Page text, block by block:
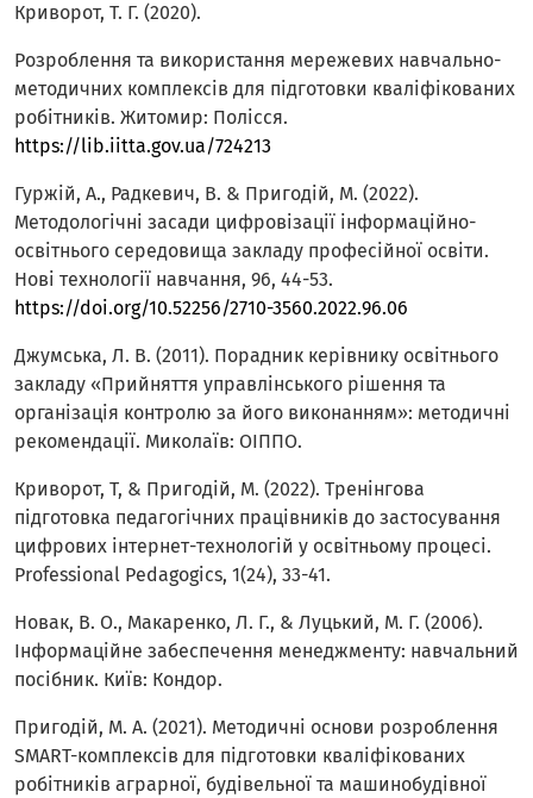
Криворот, Т. Г. (2020).
Розроблення та використання мережевих навчально-
методичних комплексів для підготовки кваліфікованих
робітників. Житомир: Полісся.
https://lib.iitta.gov.ua/724213
Гуржій, А., Радкевич, В. & Пригодій, М. (2022).
Методологічні засади цифровізації інформаційно-
освітнього середовища закладу професійної освіти.
Нові технології навчання, 96, 44-53.
https://doi.org/10.52256/2710-3560.2022.96.06
Джумська, Л. В. (2011). Порадник керівнику освітнього
закладу «Прийняття управлінського рішення та
організація контролю за його виконанням»: методичні
рекомендації. Миколаїв: ОІППО.
Криворот, Т, & Пригодій, М. (2022). Тренінгова
підготовка педагогічних працівників до застосування
цифрових інтернет-технологій у освітньому процесі.
Professional Pedagogics, 1(24), 33-41.
Новак, В. О., Макаренко, Л. Г., & Луцький, М. Г. (2006).
Інформаційне забеспечення менеджменту: навчальний
посібник. Київ: Кондор.
Пригодій, М. А. (2021). Методичні основи розроблення
SMART-комплексів для підготовки кваліфікованих
робітників аграрної, будівельної та машинобудівної